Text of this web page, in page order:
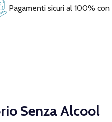
Pagamenti sicuri al 100%
Senza Alcool